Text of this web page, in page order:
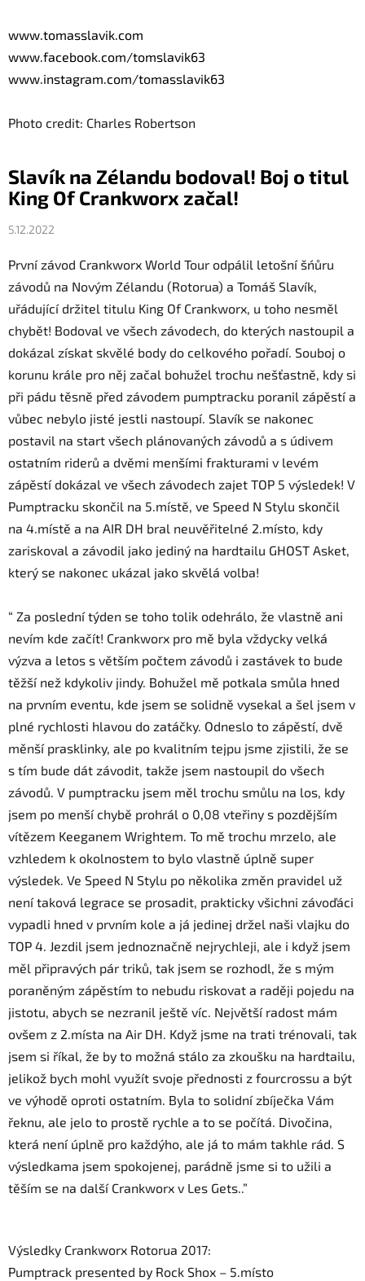
www.tomasslavik.com
www.facebook.com/tomslavik63
www.instagram.com/tomasslavik63
Photo credit: Charles Robertson
Slavík na Zélandu bodoval! Boj o titul
King Of Crankworx začal!
5.12.2022
První závod Crankworx World Tour odpálil letošní šńůru
závodů na Novým Zélandu (Rotorua) a Tomáš Slavík,
uřádující držitel titulu King Of Crankworx, u toho nesměl
chybět! Bodoval ve všech závodech, do kterých nastoupil a
dokázal získat skvělé body do celkového pořadí. Souboj o
korunu krále pro něj začal bohužel trochu nešťastně, kdy si
při pádu těsně před závodem pumptracku poranil zápěstí a
vůbec nebylo jisté jestli nastoupí. Slavík se nakonec
postavil na start všech plánovaných závodů a s údivem
ostatním riderů a dvěmi menšími frakturami v levém
zápěstí dokázal ve všech závodech zajet TOP 5 výsledek! V
Pumptracku skončil na 5.místě, ve Speed N Stylu skončil
na 4.místě a na AIR DH bral neuvěřitelné 2.místo, kdy
zariskoval a závodil jako jediný na hardtailu GHOST Asket,
který se nakonec ukázal jako skvělá volba!
“ Za poslední týden se toho tolik odehrálo, že vlastně ani
nevím kde začít! Crankworx pro mě byla vždycky velká
výzva a letos s větším počtem závodů i zastávek to bude
těžší než kdykoliv jindy. Bohužel mě potkala smůla hned
na prvním eventu, kde jsem se solidně vysekal a šel jsem v
plné rychlosti hlavou do zatáčky. Odneslo to zápěstí, dvě
měnší prasklinky, ale po kvalitním tejpu jsme zjistili, že se
s tím bude dát závodit, takže jsem nastoupil do všech
závodů. V pumptracku jsem měl trochu smůlu na los, kdy
jsem po menší chybě prohrál o 0,08 vteřiny s pozdějším
vítězem Keeganem Wrightem. To mě trochu mrzelo, ale
vzhledem k okolnostem to bylo vlastně úplně super
výsledek. Ve Speed N Stylu po několika změn pravidel už
není taková legrace se prosadit, prakticky všichni závoďáci
vypadli hned v prvním kole a já jedinej držel naši vlajku do
TOP 4. Jezdil jsem jednoznačně nejrychleji, ale i když jsem
měl připravých pár triků, tak jsem se rozhodl, že s mým
poraněným zápěstím to nebudu riskovat a raději pojedu na
jistotu, abych se nezranil ještě víc. Největší radost mám
ovšem z 2.místa na Air DH. Když jsme na trati trénovali, tak
jsem si říkal, že by to možná stálo za zkoušku na hardtailu,
jelikož bych mohl využít svoje přednosti z fourcrossu a být
ve výhodě oproti ostatním. Byla to solidní zbíječka Vám
řeknu, ale jelo to prostě rychle a to se počítá. Divočina,
která není úplně pro každýho, ale já to mám takhle rád. S
výsledkama jsem spokojenej, parádně jsme si to užili a
těším se na další Crankworx v Les Gets..”
Výsledky Crankworx Rotorua 2017:
Pumptrack presented by Rock Shox – 5.místo